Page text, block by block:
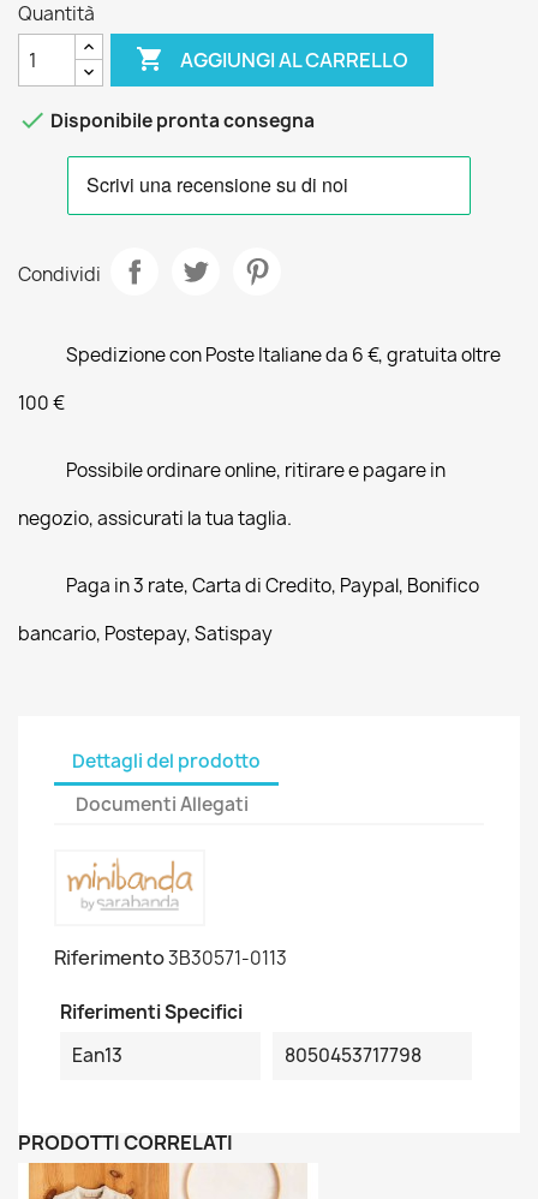
Quantità
 AGGIUNGI AL CARRELLO
 Disponibile pronta consegna
Condividi
Spedizione con Poste Italiane da 6 €, gratuita oltre
100 €
Possibile ordinare online, ritirare e pagare in
negozio, assicurati la tua taglia.
Paga in 3 rate, Carta di Credito, Paypal, Bonifico
bancario, Postepay, Satispay
Dettagli del prodotto
Documenti Allegati
Riferimento3B30571-0113
Riferimenti Specifici
Ean13
8050453717798
PRODOTTI CORRELATI